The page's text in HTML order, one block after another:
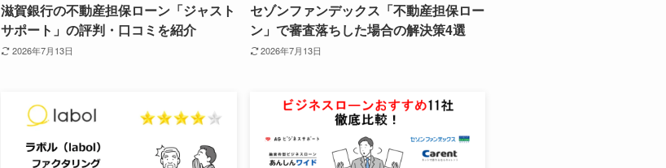
滋賀銀行の不動産担保ローン「ジャスト
サポート」の評判・口コミを紹介
2026年7月13日
セゾンファンデックス「不動産担保ロー
ン」で審査落ちした場合の解決策4選
2026年7月13日